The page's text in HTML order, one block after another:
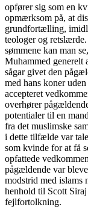
opfører sig som en
opmærksom på, at
grundfortælling,
teologer og
sømmene kan man
Muhammed generelt
sågar givet den
med hans koner
accepteret
overhører
potentialer til en
fra det muslimske
i dette tilfælde var
som kvinde for at få
opfattede
pågældende var
modstrid med islams
henhold til Scott
fejlfortolkning.